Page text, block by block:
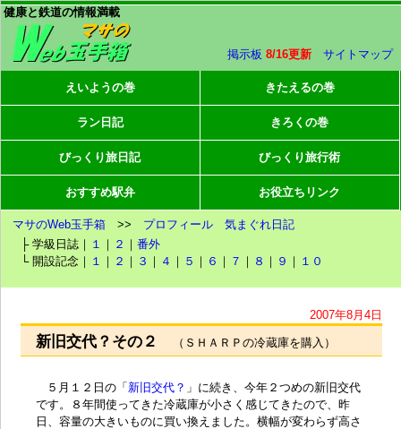
健康と鉄道の情報満載
掲示板 8/16更新 サイトマップ
えいようの巻 きたえるの巻
ラン日記 きろくの巻
びっくり旅日記 びっくり旅行術
おすすめ駅弁 お役立ちリンク
マサのWeb玉手箱 >> プロフィール
気まぐれ日記
├ 学級日誌｜ １ ｜ ２ ｜番外
└ 開設記念｜ １ ｜ ２ ｜ ３ ｜ ４ ｜ ５ ｜ ６ ｜ ７ ｜ ８ ｜ ９ ｜ １０
2007年8月4日
新旧交代？その２ （ＳＨＡＲＰの冷蔵庫を購入）
５月１２日の「 新旧交代？ 」に続き、今年２つめの新旧交代
です。８年間使ってきた冷蔵庫が小さく感じてきたので、昨
日、容量の大きいものに買い換えました。横幅が変わらず高さ